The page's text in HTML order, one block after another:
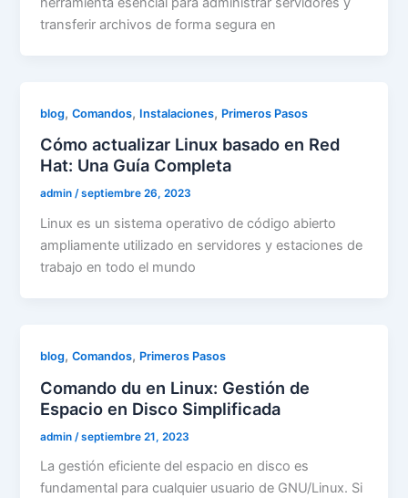
transferir archivos de forma segura en
blog,Comandos, Instalaciones, Primeros Pasos
Cómo actualizar Linux basado en Red
Hat: Una Guía Completa
admin/septiembre 26, 2023
Linux es un sistema operativo de código abierto
ampliamente utilizado en servidores y estaciones de
trabajo en todo el mundo
blog,Comandos, Primeros Pasos
Comando du en Linux: Gestión de
Espacio en Disco Simplificada
admin /septiembre 21, 2023
La gestión eficiente del espacio en disco es
fundamental para cualquier usuario de GNU/Linux. Si